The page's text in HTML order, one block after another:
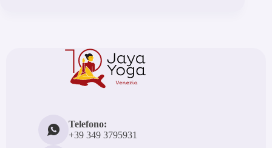
Telefono:
+39 349 3795931